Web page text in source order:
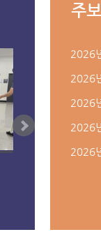
주보
2026
2026
2026
2026
2026